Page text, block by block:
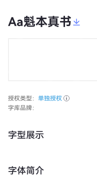
Aa魁本真书
授权类型： 单独授权
字库品牌：
字型展示
字体简介